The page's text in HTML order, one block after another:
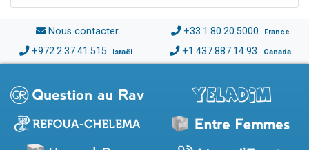
Nous contacter +33.1.80.20.5000 France
+972.2.37.41.515 Israël +1.437.887.14.93 Canada